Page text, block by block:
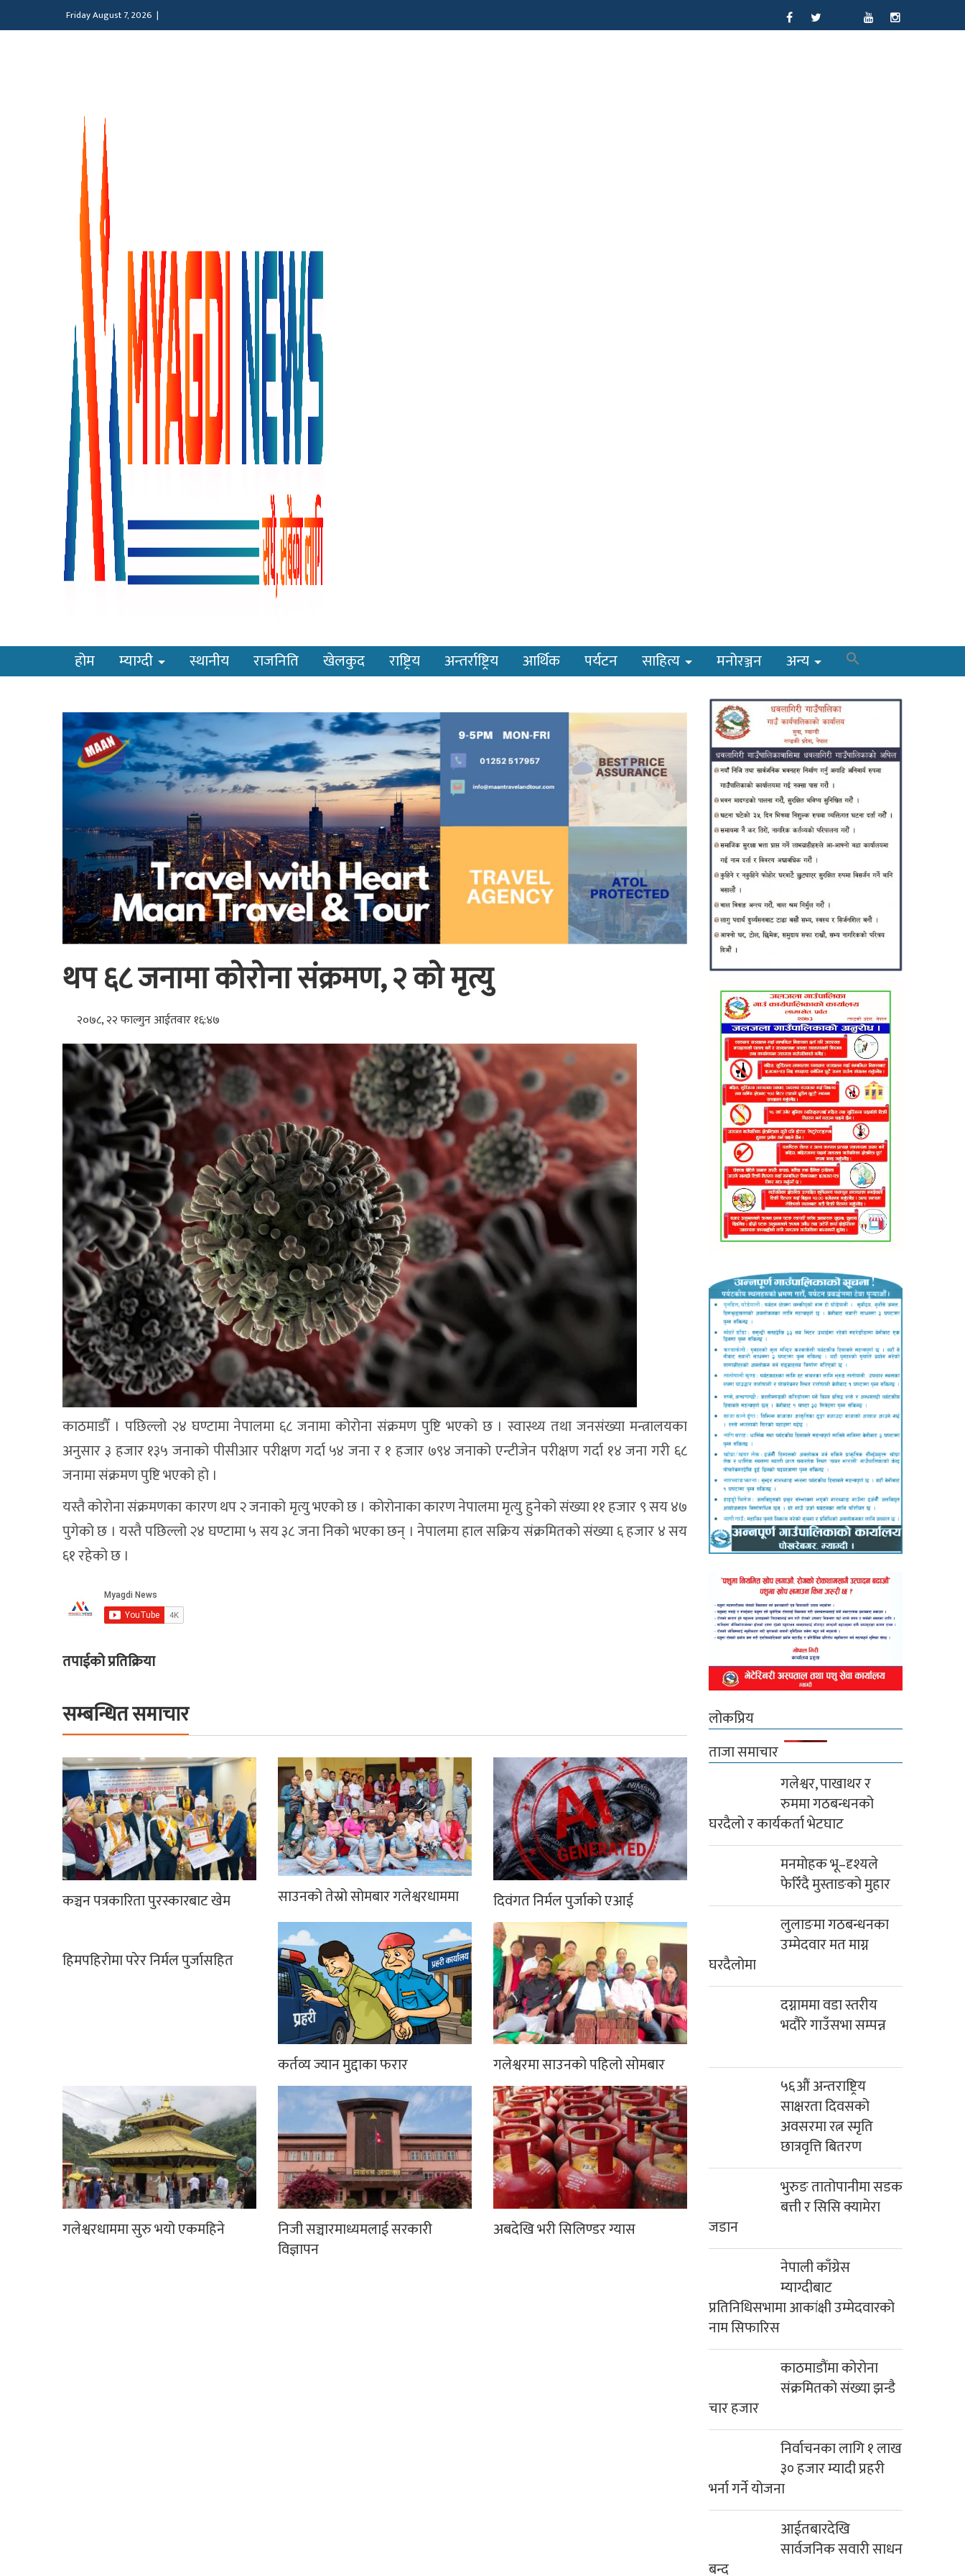
Friday August 7, 2026 |
होम म्याग्दी स्थानीय राजनिति खेलकुद राष्ट्रिय अन्तर्राष्ट्रिय आर्थिक पर्यटन साहित्य मनोरञ्जन अन्य
थप ६८ जनामा कोरोना संक्रमण, २ को मृत्यु
२०७८, २२ फाल्गुन आईतवार १६:४७
काठमाडौँ । पछिल्लो २४ घण्टामा नेपालमा ६८ जनामा कोरोना संक्रमण पुष्टि भएको छ । स्वास्थ्य तथा जनसंख्या मन्त्रालयका
अनुसार ३ हजार १३५ जनाको पीसीआर परीक्षण गर्दा ५४ जना र १ हजार ७९४ जनाको एन्टीजेन परीक्षण गर्दा १४ जना गरी ६८
जनामा संक्रमण पुष्टि भएको हो ।
यस्तै कोरोना संक्रमणका कारण थप २ जनाको मृत्यु भएको छ । कोरोनाका कारण नेपालमा मृत्यु हुनेको संख्या ११ हजार ९ सय ४७
पुगेको छ । यस्तै पछिल्लो २४ घण्टामा ५ सय ३८ जना निको भएका छन् । नेपालमा हाल सक्रिय संक्रमितको संख्या ६ हजार ४ सय
६१ रहेको छ ।
तपाईको प्रतिक्रिया
सम्बन्धित समाचार
कञ्चन पत्रकारिता पुरस्कारबाट खेम साउनको तेस्रो सोमबार गलेश्वरधाममा दिवंगत निर्मल पुर्जाको एआई
हिमपहिरोमा परेर निर्मल पुर्जासहित
कर्तव्य ज्यान मुद्दाका फरार गलेश्वरमा साउनको पहिलो सोमबार
गलेश्वरधाममा सुरु भयो एकमहिने
निजी सञ्चारमाध्यमलाई सरकारी
विज्ञापन
अबदेखि भरी सिलिण्डर ग्यास
लोकप्रिय
ताजा समाचार
गलेश्वर, पाखाथर र
रुममा गठबन्धनको
घरदैलो र कार्यकर्ता भेटघाट
मनमोहक भू–दृश्यले
फेरिँदै मुस्ताङको मुहार
लुलाङमा गठबन्धनका
उम्मेदवार मत माग्न
घरदैलोमा
दग्नाममा वडा स्तरीय
भदौरे गाउँसभा सम्पन्न
५६औं अन्तराष्ट्रिय
साक्षरता दिवसको
अवसरमा रत्न स्मृति
छात्रवृत्ति बितरण
भुरुङ तातोपानीमा सडक
बत्ती र सिसि क्यामेरा
जडान
नेपाली काँग्रेस
म्याग्दीबाट
प्रतिनिधिसभामा आकांक्षी उम्मेदवारको
नाम सिफारिस
काठमाडौंमा कोरोना
संक्रमितको संख्या झन्डै
चार हजार
निर्वाचनका लागि १ लाख
३० हजार म्यादी प्रहरी
भर्ना गर्ने योजना
आईतबारदेखि
सार्वजनिक सवारी साधन
बन्द